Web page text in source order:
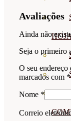
Avaliações
Ainda não
Seja o primeiro
O seu endereço
marcados com *
Nome *
Correio